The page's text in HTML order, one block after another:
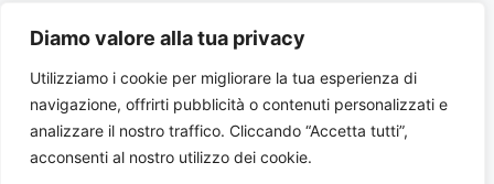
Diamo valore alla tua privacy
Utilizziamo i cookie per migliorare la tua esperienza di
navigazione, offrirti pubblicità o contenuti personalizzati e
analizzare il nostro traffico. Cliccando “Accetta tutti”,
acconsenti al nostro utilizzo dei cookie.